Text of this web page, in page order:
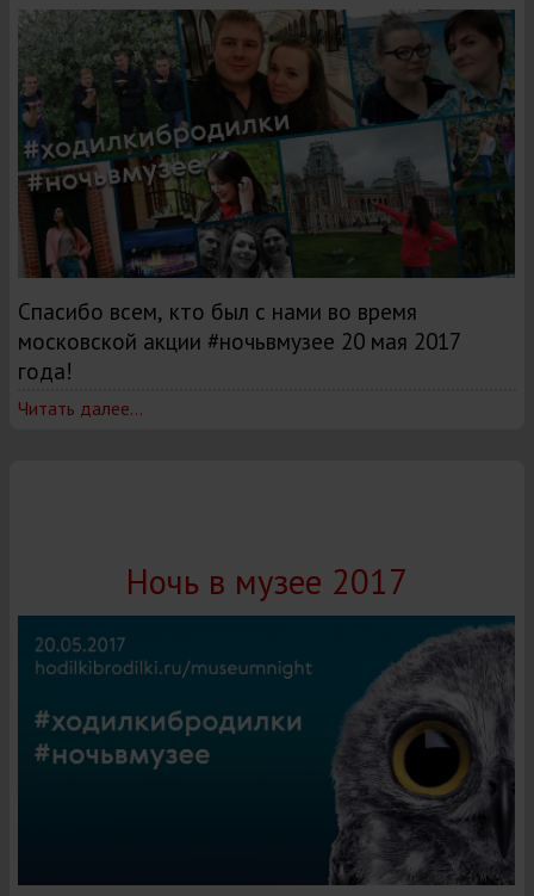
Спасибо всем, кто был с нами во время
московской акции #ночьвмузее 20 мая 2017
года!
Читать далее...
Ночь в музее 2017